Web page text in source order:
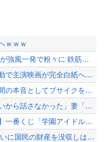
ｗｗｗ
【悲報】 中国、橋の欄干が強風一発で粉々に 鉄筋ゼロ 当局「接着剤でくっつけただけ」...
佐藤二朗、橋本愛との騒動で主演映画が完全白紙へｗｗｗｗｗ
【正論】岡田斗司夫「人間の本音としてブサイクを見たら不愉快になる。この責任をどうとる...
ひろゆき「出馬する気ないから話さなかった」妻「それでも不誠実だろ」→離婚協議へｗｗｗ...
【学園アイドルマスター】一番くじ「学園アイドルマスター Part7」12月発売決定
【悲報】 ロシアさん、ついに国民の財産を没収しはじめる